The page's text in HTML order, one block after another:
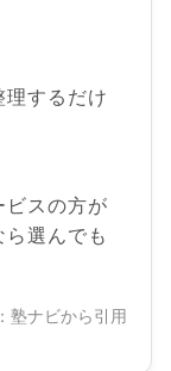
するだけ
ビスの方が
選んでも
塾ナビから引用